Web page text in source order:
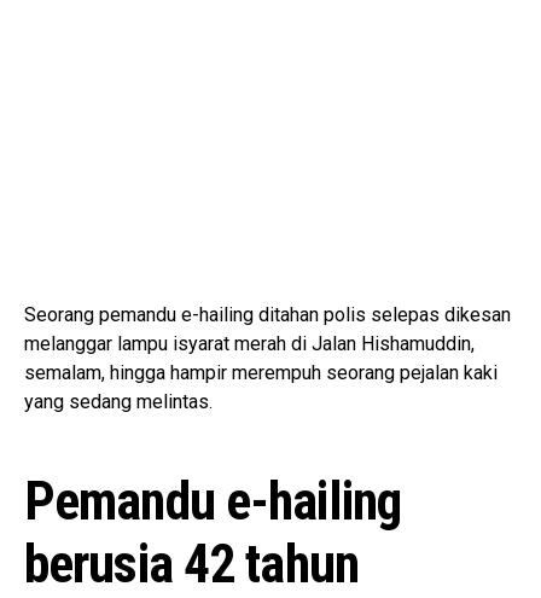
Seorang pemandu e-hailing ditahan polis selepas dikesan
melanggar lampu isyarat merah di Jalan Hishamuddin,
semalam, hingga hampir merempuh seorang pejalan kaki
yang sedang melintas.
Pemandu e-hailing
berusia 42 tahun